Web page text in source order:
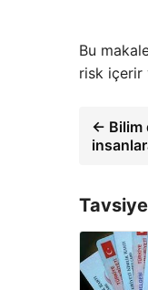
Bu
risk içerir
← Bilim